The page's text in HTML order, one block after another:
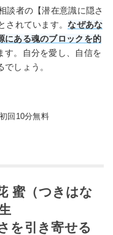
談者の【潜在意識に隠さ
されています。なぜあな
にある魂のブロックを的
す。自分を愛し、自信を
しょう。
回10分無料
蜜（つきはな
を引き寄せる